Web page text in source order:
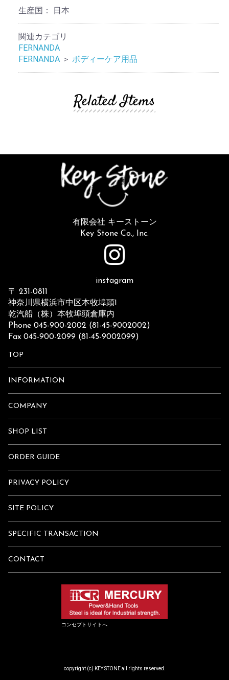
生産国： 日本
関連カテゴリ
FERNANDA
FERNANDA ＞ ボディーケア用品
Related Items
有限会社 キーストーン
Key Stone Co., Inc.
instagram
〒 231-0811
神奈川県横浜市中区本牧埠頭1
乾汽船（株）本牧埠頭倉庫内
Phone 045-900-2002 (81-45-9002002)
Fax 045-900-2099 (81-45-9002099)
TOP
INFORMATION
COMPANY
SHOP LIST
ORDER GUIDE
PRIVACY POLICY
SITE POLICY
SPECIFIC TRANSACTION
CONTACT
コンセプトサイトへ
copyright (c) KEY STONE all rights reserved.